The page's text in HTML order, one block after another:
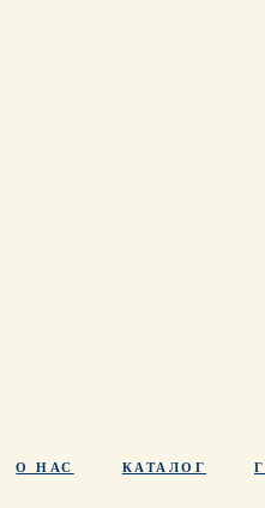
О НАС КАТАЛОГ